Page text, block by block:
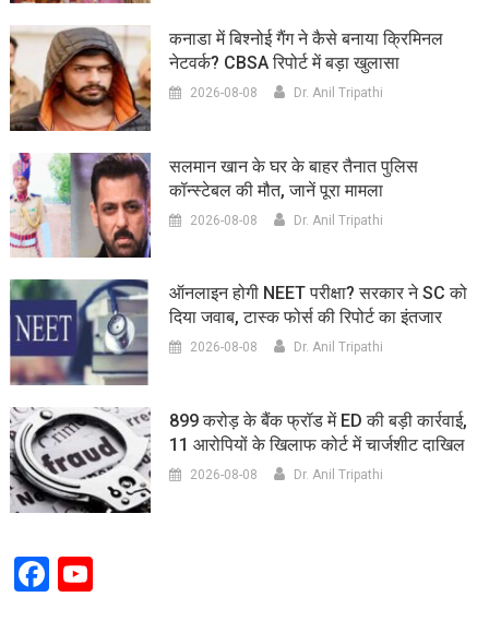
कनाडा में बिश्नोई गैंग ने कैसे बनाया क्रिमिनल
नेटवर्क? CBSA रिपोर्ट में बड़ा खुलासा
2026-08-08 Dr. Anil Tripathi
सलमान खान के घर के बाहर तैनात पुलिस
कॉन्स्टेबल की मौत, जानें पूरा मामला
2026-08-08 Dr. Anil Tripathi
ऑनलाइन होगी NEET परीक्षा? सरकार ने SC को
दिया जवाब, टास्क फोर्स की रिपोर्ट का इंतजार
2026-08-08 Dr. Anil Tripathi
899 करोड़ के बैंक फ्रॉड में ED की बड़ी कार्रवाई,
11 आरोपियों के खिलाफ कोर्ट में चार्जशीट दाखिल
2026-08-08 Dr. Anil Tripathi
Facebook
YouTube